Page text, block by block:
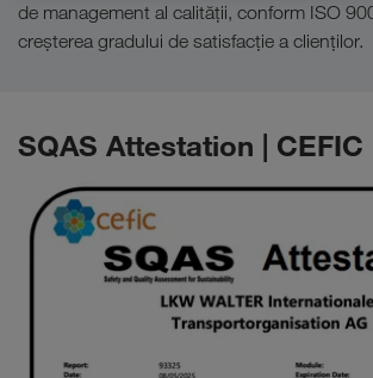
de management al calității, conform ISO
creșterea gradului de satisfacție a clienților.
SQAS Attestation | CEFIC